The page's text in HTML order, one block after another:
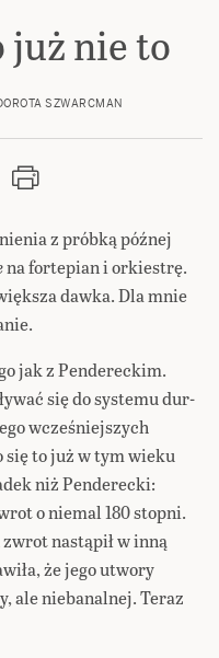
już nie to
SZWARCMAN
z próbką późnej
na fortepian i orkiestrę.
dawka. Dla mnie
jak z Pendereckim.
się do systemu dur-
wcześniejszych
się to już w tym wieku
niż Penderecki:
o niemal 180 stopni.
nastąpił w inną
że jego utwory
ale niebanalnej. Teraz